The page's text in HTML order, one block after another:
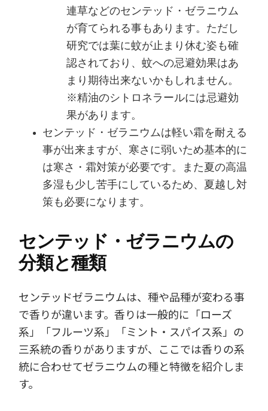
連草などのセンテッド・ゼラニウム
が育てられる事もあります。ただし
研究では葉に蚊が止まり休む姿も確
認されており、蚊への忌避効果はあ
まり期待出来ないかもしれません。
※精油のシトロネラールには忌避効
果があります。
センテッド・ゼラニウムは軽い霜を耐える
事が出来ますが、寒さに弱いため基本的に
は寒さ・霜対策が必要です。また夏の高温
多湿も少し苦手にしているため、夏越し対
策も必要になります。
センテッド・ゼラニウムの
分類と種類
センテッドゼラニウムは、種や品種が変わる事
で香りが違います。香りは一般的に「ローズ
系」「フルーツ系」「ミント・スパイス系」の
三系統の香りがありますが、ここでは香りの系
統に合わせてゼラニウムの種と特徴を紹介しま
す。